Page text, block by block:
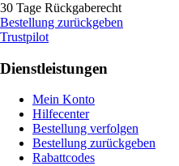
30 Tage Rückgaberecht
Bestellung zurückgeben
Trustpilot
Dienstleistungen
Mein Konto
Hilfecenter
Bestellung verfolgen
Bestellung zurückgeben
Rabattcodes